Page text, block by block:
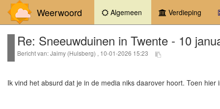
Weerwoord Algemeen (current)Verdieping
Re: Sneeuwduinen in Twente - 10
Bericht van: Jaimy (Hulsberg) , 10-01-2026 15:23
Ik vind het absurd dat je in de media niks daarover hoort. Toen